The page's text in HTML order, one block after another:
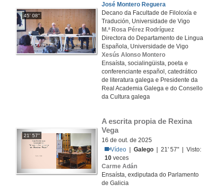
45' 08''
José Montero Reguera
Decano da Facultade de Filoloxía e
Tradución, Universidade de Vigo
M.ª Rosa Pérez Rodríguez
Directora do Departamento de Lingua
Española, Universidade de Vigo
Xesús Alonso Montero
Ensaísta, socialingüista, poeta e
conferenciante español, catedrático
de literatura galega e Presidente da
Real Academia Galega e do Consello
da Cultura galega
21' 57''
A escrita propia de Rexina
Vega
16 de out. de 2025
Vídeo |Galego | 21' 57'' | Visto:
10 veces
Carme Adán
Ensaísta, exdiputada do Parlamento
de Galicia